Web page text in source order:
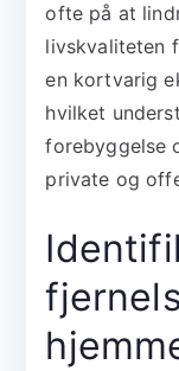
ofte på at
livskvaliteten
en kortvarig
hvilket
forebyggelse
private og